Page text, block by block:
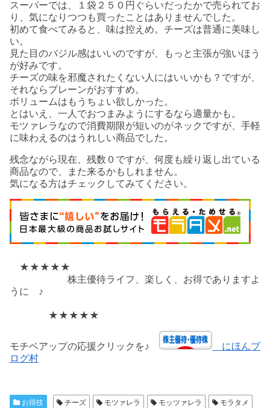
スーパーでは、１袋２５０円ぐらいだったかで売られてお
り、気になりつつも買ったことはありませんでした。
初めて食べてみると、味は控えめ。チーズは普通に美味し
い。
見た目のバジル感はいいのですが、もっと主張が強いほう
が好みです。
チーズの味を邪魔されたくない人にはいいかも？ですが、
それならプレーンがおすすめ。
ボリュームはもうちょい欲しかった。
とはいえ、一人でおつまみようにするなら適量かも。
モツァレラなので消費期限が短いのがネックですが、手軽
に味わえるのはうれしい商品でした。
残念ながら現在、残数０ですが、何度も繰り返し出ている
商品なので、また来るかもしれません。
気になる方はチェックしてみてください。
★★★★★
株主優待ライフ、楽しく、お得でありますよ
うに ♪
★★★★★
モチベアップの応援クリックを♪
にほんブ
ログ村
お得技 チーズ モツァレラ モッツァレラ モラタメ